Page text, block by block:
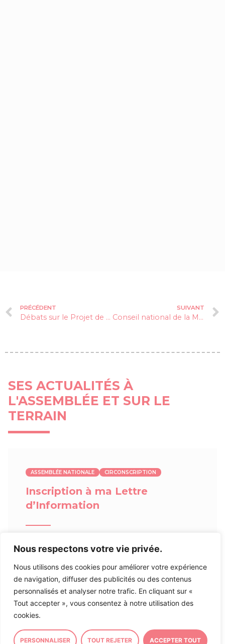
Nous respectons votre vie privée.
Nous utilisons des cookies pour améliorer votre expérience
de navigation, diffuser des publicités ou des contenus
personnalisés et analyser notre trafic. En cliquant sur «
Tout accepter », vous consentez à notre utilisation des
cookies.
PERSONNALISER TOUT REJETER ACCEPTER TOUT
PRÉCÉDENT
Débats sur le Projet de loi de Finances
SUIVANT
Conseil national de la Montagne
SES ACTUALITÉS À
L'ASSEMBLÉE ET SUR LE
TERRAIN
ASSEMBLÉE NATIONALE CIRCONSCRIPTION
Inscription à ma Lettre
d’Information
Inscrivez-vous à ma lettre d’information afin de
rester informé sur mon action et actualité politique
et locale ensuivant ce lien .